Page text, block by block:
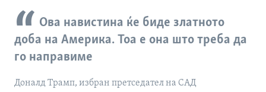
Ова навистина ќе биде златното
доба на Америка. Тоа е она што треба да
го направиме
Доналд Трамп, избран претседател на САД